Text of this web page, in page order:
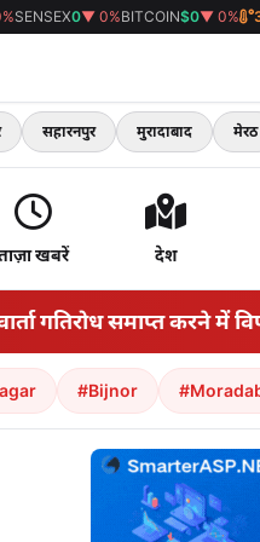
SENSEX0▼ 0%BITCOIN$0▼ 0%
सहारनपुर मुरादाबाद मेरठ
खबरें देश
समाप्त करने में विफल
#Bijnor